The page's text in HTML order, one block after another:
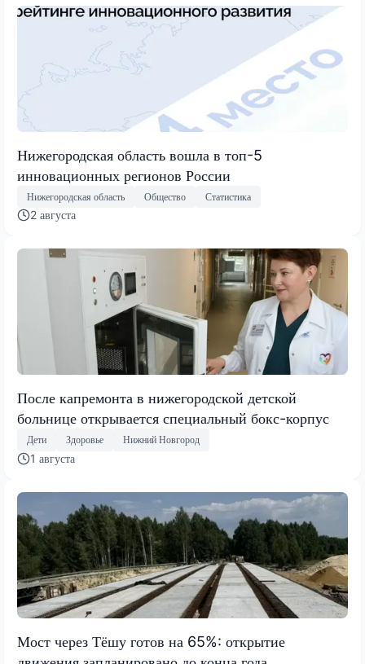
Нижегородская область вошла в топ-5
инновационных регионов России
Нижегородская область Общество Статистика
2 августа
После капремонта в нижегородской детской
больнице открывается специальный бокс-корпус
Дети Здоровье Нижний Новгород
1 августа
Мост через Тёшу готов на 65%: открытие